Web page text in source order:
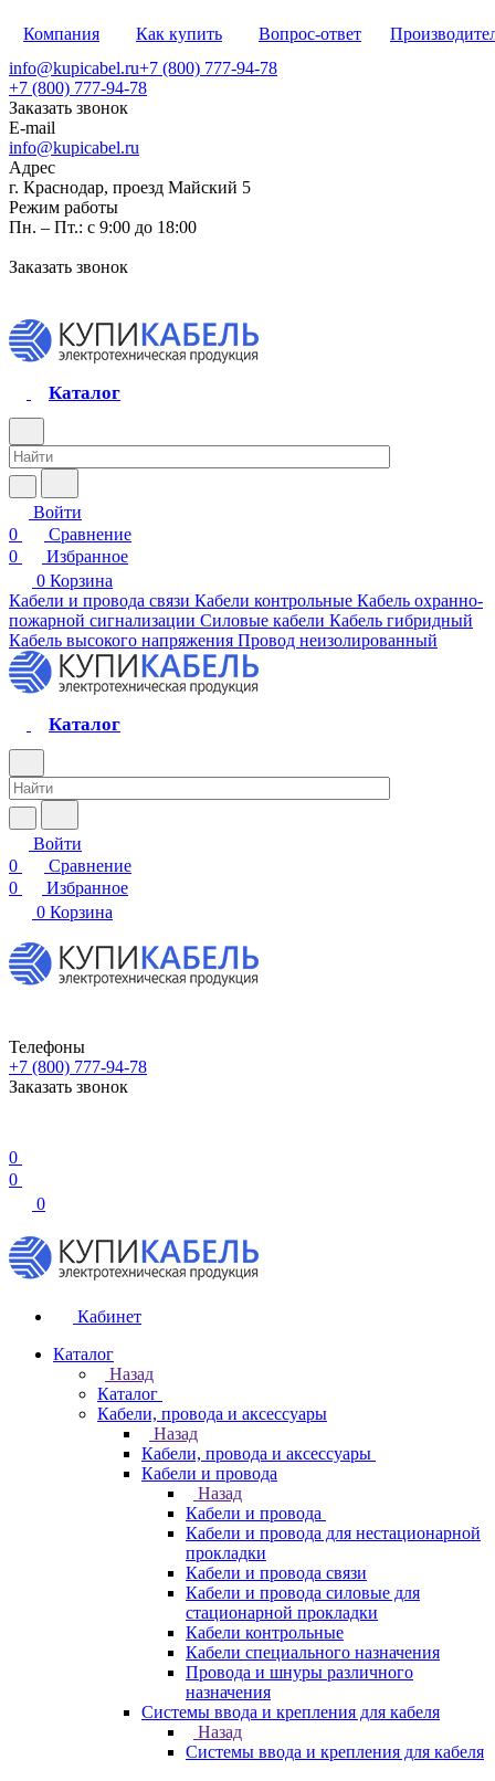
Компания Как купить Вопрос-ответ
info@kupicabel.ru+7 (800) 777-94-78
+7 (800) 777-94-78
Заказать звонок
E-mail
info@kupicabel.ru
Адрес
г. Краснодар, проезд Майский 5
Режим работы
Пн. – Пт.: с 9:00 до 18:00
Заказать звонок
Каталог
Войти
0
Сравнение
0
Избранное
0 Корзина
Кабели и провода связи Кабели контрольные Кабель охранно-
пожарной сигнализации Силовые кабели Кабель гибридный
Кабель высокого напряжения Провод неизолированный
Каталог
Войти
0
Сравнение
0
Избранное
0 Корзина
Телефоны
+7 (800) 777-94-78
Заказать звонок
0
0
0
Кабинет
Каталог
Назад
Каталог
Кабели, провода и аксессуары
Назад
Кабели, провода и аксессуары
Кабели и провода
Назад
Кабели и провода
Кабели и провода для нестационарной
прокладки
Кабели и провода связи
Кабели и провода силовые для
стационарной прокладки
Кабели контрольные
Кабели специального назначения
Провода и шнуры различного
назначения
Системы ввода и крепления для кабеля
Назад
Системы ввода и крепления для кабеля